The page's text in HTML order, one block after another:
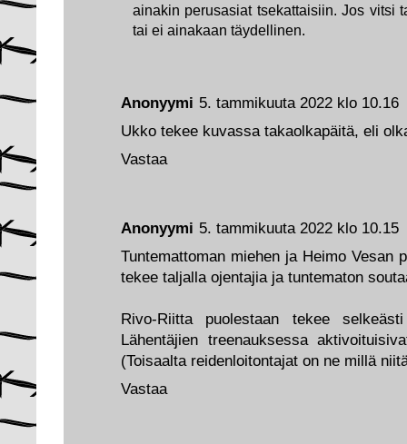
Anonyymi 5. tammikuuta 2022 klo 10.15
Tuntemattoman miehen ja Heimo Vesan
tekee taljalla ojentajia ja tuntematon
Rivo-Riitta puolestaan tekee
Lähentäjien treenauksessa
(Toisaalta reidenloitontajat on ne millä
Vastaa
Anonyymi 5. tammikuuta 2022 klo 10.16
Ukko tekee kuvassa takaolkapäitä, eli
Vastaa
ainakin perusasiat tsekattaisiin. Jos vitsi
tai ei ainakaan täydellinen.